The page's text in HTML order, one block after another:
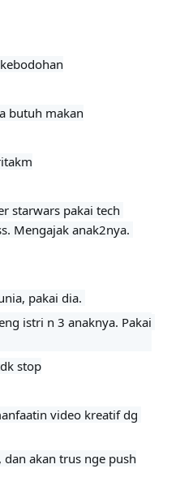
butuh makan
starwars pakai tech
Mengajak anak2nya.
pakai dia.
istri n 3 anaknya. Pakai
stop
video kreatif dg
akan trus nge push